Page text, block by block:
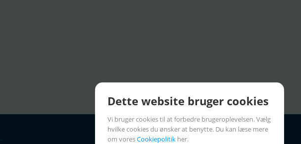
Dette website bruger cookies
Vi bruger cookies til at forbedre brugeroplevelsen. Vælg
hvilke cookies du ønsker at benytte. Du kan læse mere
om voresCookiepolitik her.